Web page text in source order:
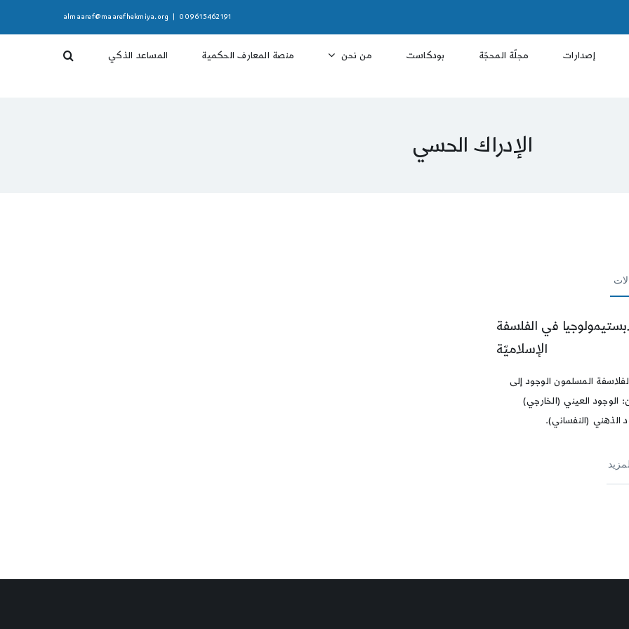
009615462191
almaaref@maarefhekmiya.org
إصدارات مجلّة المحجّة بودكاست من نحن منصة المعارف الحكمية المساعد الذكي
الإدراك الحسي
في الفلسفة
الإسلاميّة
المسلمون الوجود إلى
الوجود العيني (الخارجي)
الذهني (النفساني).